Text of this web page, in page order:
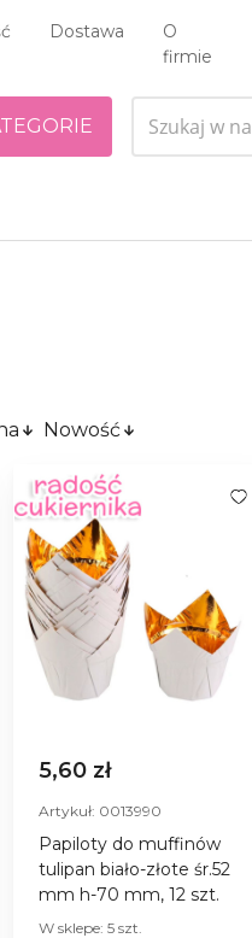
Dostawa
O
firmie
Nowość
5,60 zł
Artykuł: 0013990
Papiloty do muffinów
tulipan biało-złote śr.52
mm h-70 mm, 12 szt.
W sklepe: 5 szt.